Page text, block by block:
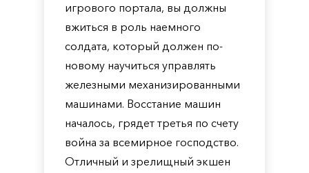
игрового портала, вы должны
вжиться в роль наемного
солдата, который должен по-
новому научиться управлять
железными механизированными
машинами. Восстание машин
началось, грядет третья по счету
война за всемирное господство.
Отличный и зрелищный экшен